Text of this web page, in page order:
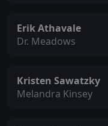
Erik Athavale
Dr. Meadows
Kristen Sawatzky
Melandra Kinsey